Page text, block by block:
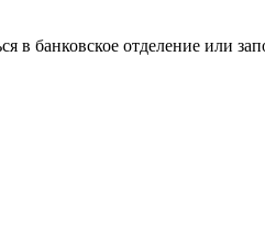
в банковское отделение или